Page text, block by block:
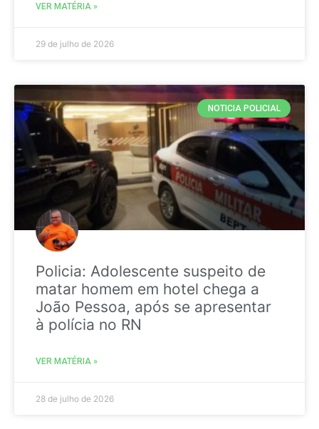
VER MATÉRIA »
29 de julho de 2026
NOTICIA POLICIAL
Policia: Adolescente suspeito de
matar homem em hotel chega a
João Pessoa, após se apresentar
à polícia no RN
VER MATÉRIA »
28 de julho de 2026